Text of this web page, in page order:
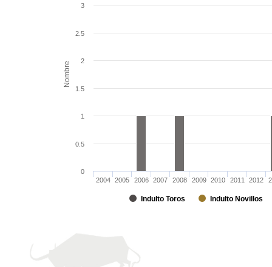
Nombre
Indulto Toros Indulto Novillos
2004 2005 2006 2007 2008 2009 2010 2011 2012
0
0.5
1
1.5
2
2.5
3